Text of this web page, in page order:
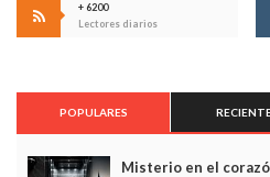
+ 6200
Lectores diarios
POPULARES
Misterio en el